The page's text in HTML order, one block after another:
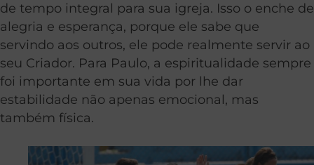
de tempo integral para sua igreja. Isso o enche de
alegria e esperança, porque ele sabe que
servindo aos outros, ele pode realmente servir ao
seu Criador. Para Paulo, a espiritualidade sempre
foi importante em sua vida por lhe dar
estabilidade não apenas emocional, mas
também física.